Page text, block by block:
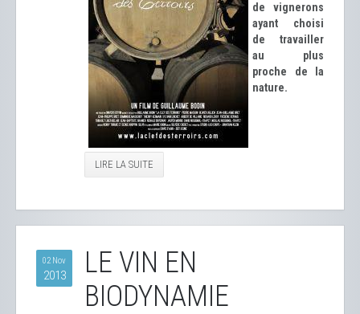
de vignerons
ayant choisi
de travailler
au plus
proche de la
nature.
LIRE LA SUITE
02 Nov
2013
LE VIN EN
BIODYNAMIE